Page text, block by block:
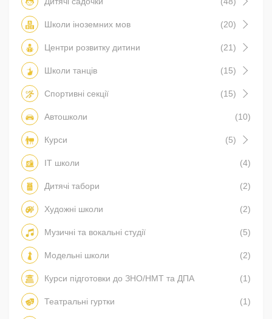
Школи іноземних мов (20)
Центри розвитку дитини (21)
Школи танців (15)
Спортивні секції (15)
Автошколи (10)
Курси (5)
IT школи (4)
Дитячі табори (2)
Художні школи (2)
Музичні та вокальні студії (5)
Модельні школи (2)
Курси підготовки до ЗНО/НМТ та ДПА (1)
Театральні гуртки (1)